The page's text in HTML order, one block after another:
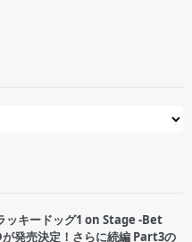
ッキードッグ1 on Stage -Bet
発売決定！さらに続編 Part3の